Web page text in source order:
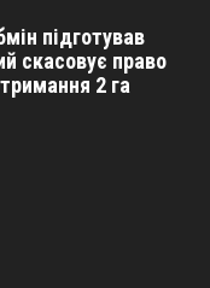
підготував
скасовує право
2 га